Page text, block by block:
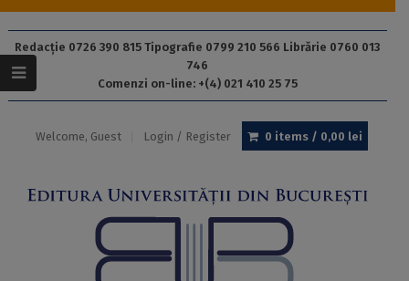
Redacție 0726 390 815 Tipografie 0799 210 566 Librărie 0760 013
746
Comenzi on-line: +(4) 021 410 25 75
Welcome, Guest Login / Register 0 items / 0,00 lei